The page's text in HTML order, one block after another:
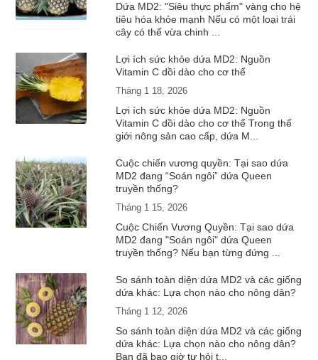
Dứa MD2: "Siêu thực phẩm" vàng cho hệ
tiêu hóa khỏe mạnh Nếu có một loại trái
cây có thể vừa chinh ...
Lợi ích sức khỏe dứa MD2: Nguồn
Vitamin C dồi dào cho cơ thể
Tháng 1 18, 2026
Lợi ích sức khỏe dứa MD2: Nguồn
Vitamin C dồi dào cho cơ thể Trong thế
giới nông sản cao cấp, dứa M...
Cuộc chiến vương quyền: Tại sao dứa
MD2 đang “Soán ngôi” dứa Queen
truyền thống?
Tháng 1 15, 2026
Cuộc Chiến Vương Quyền: Tại sao dứa
MD2 đang "Soán ngôi" dứa Queen
truyền thống? Nếu bạn từng đứng ...
So sánh toàn diện dứa MD2 và các giống
dứa khác: Lựa chọn nào cho nông dân?
Tháng 1 12, 2026
So sánh toàn diện dứa MD2 và các giống
dứa khác: Lựa chọn nào cho nông dân?
Bạn đã bao giờ tự hỏi t...